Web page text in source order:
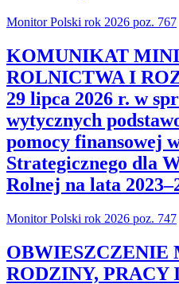
Monitor Polski rok 2026 poz. 767
KOMUNIKAT
ROLNICTWA I
29 lipca 2026 r. w
wytycznych
pomocy finansowej
Strategicznego dla
Rolnej na lata
Monitor Polski rok 2026 poz. 747
OBWIESZCZENIE
RODZINY,